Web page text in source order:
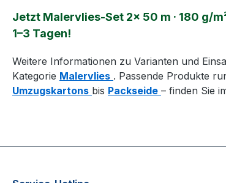
Jetzt Malervlies-Set 2× 50 m · 180 g/
1–3 Tagen!
Weitere Informationen zu Varianten und
Kategorie Malervlies . Passende Produkte
Umzugskartons bis Packseide – finden Sie